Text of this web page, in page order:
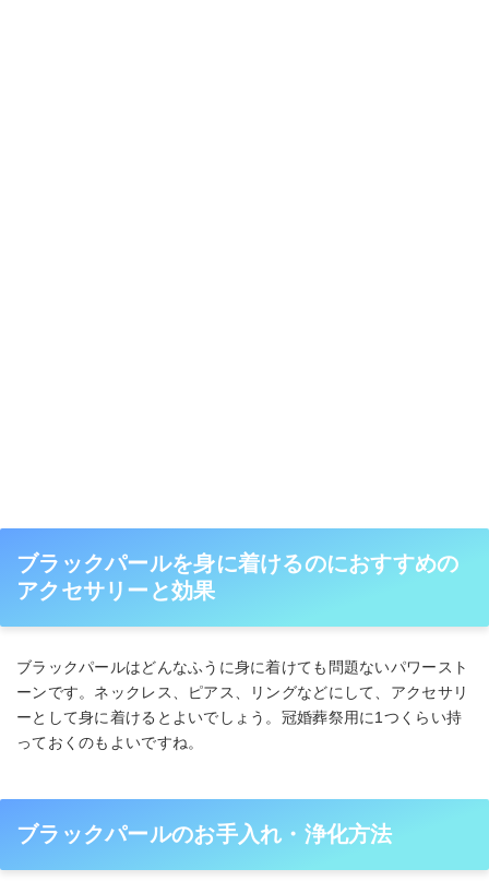
ブラックパールを身に着けるのにおすすめの
アクセサリーと効果
ブラックパールはどんなふうに身に着けても問題ないパワースト
ーンです。ネックレス、ピアス、リングなどにして、アクセサリ
ーとして身に着けるとよいでしょう。冠婚葬祭用に1つくらい持
っておくのもよいですね。
ブラックパールのお手入れ・浄化方法